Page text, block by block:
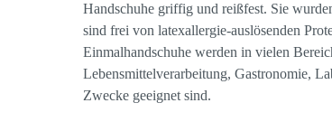
Handschuhe griffig und reißfest. Sie
sind frei von latexallergie-auslösenden
Einmalhandschuhe werden in vielen
Lebensmittelverarbeitung, Gastronomie,
Zwecke geeignet sind.